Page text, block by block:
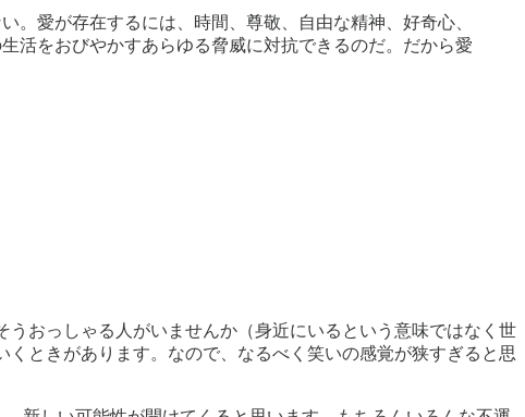
愛が存在するには、時間、尊敬、自由な精神、好奇心、
活をおびやかすあらゆる脅威に対抗できるのだ。だから愛
おっしゃる人がいませんか（身近にいるという意味ではなく世
ときがあります。なので、なるべく笑いの感覚が狭すぎると思